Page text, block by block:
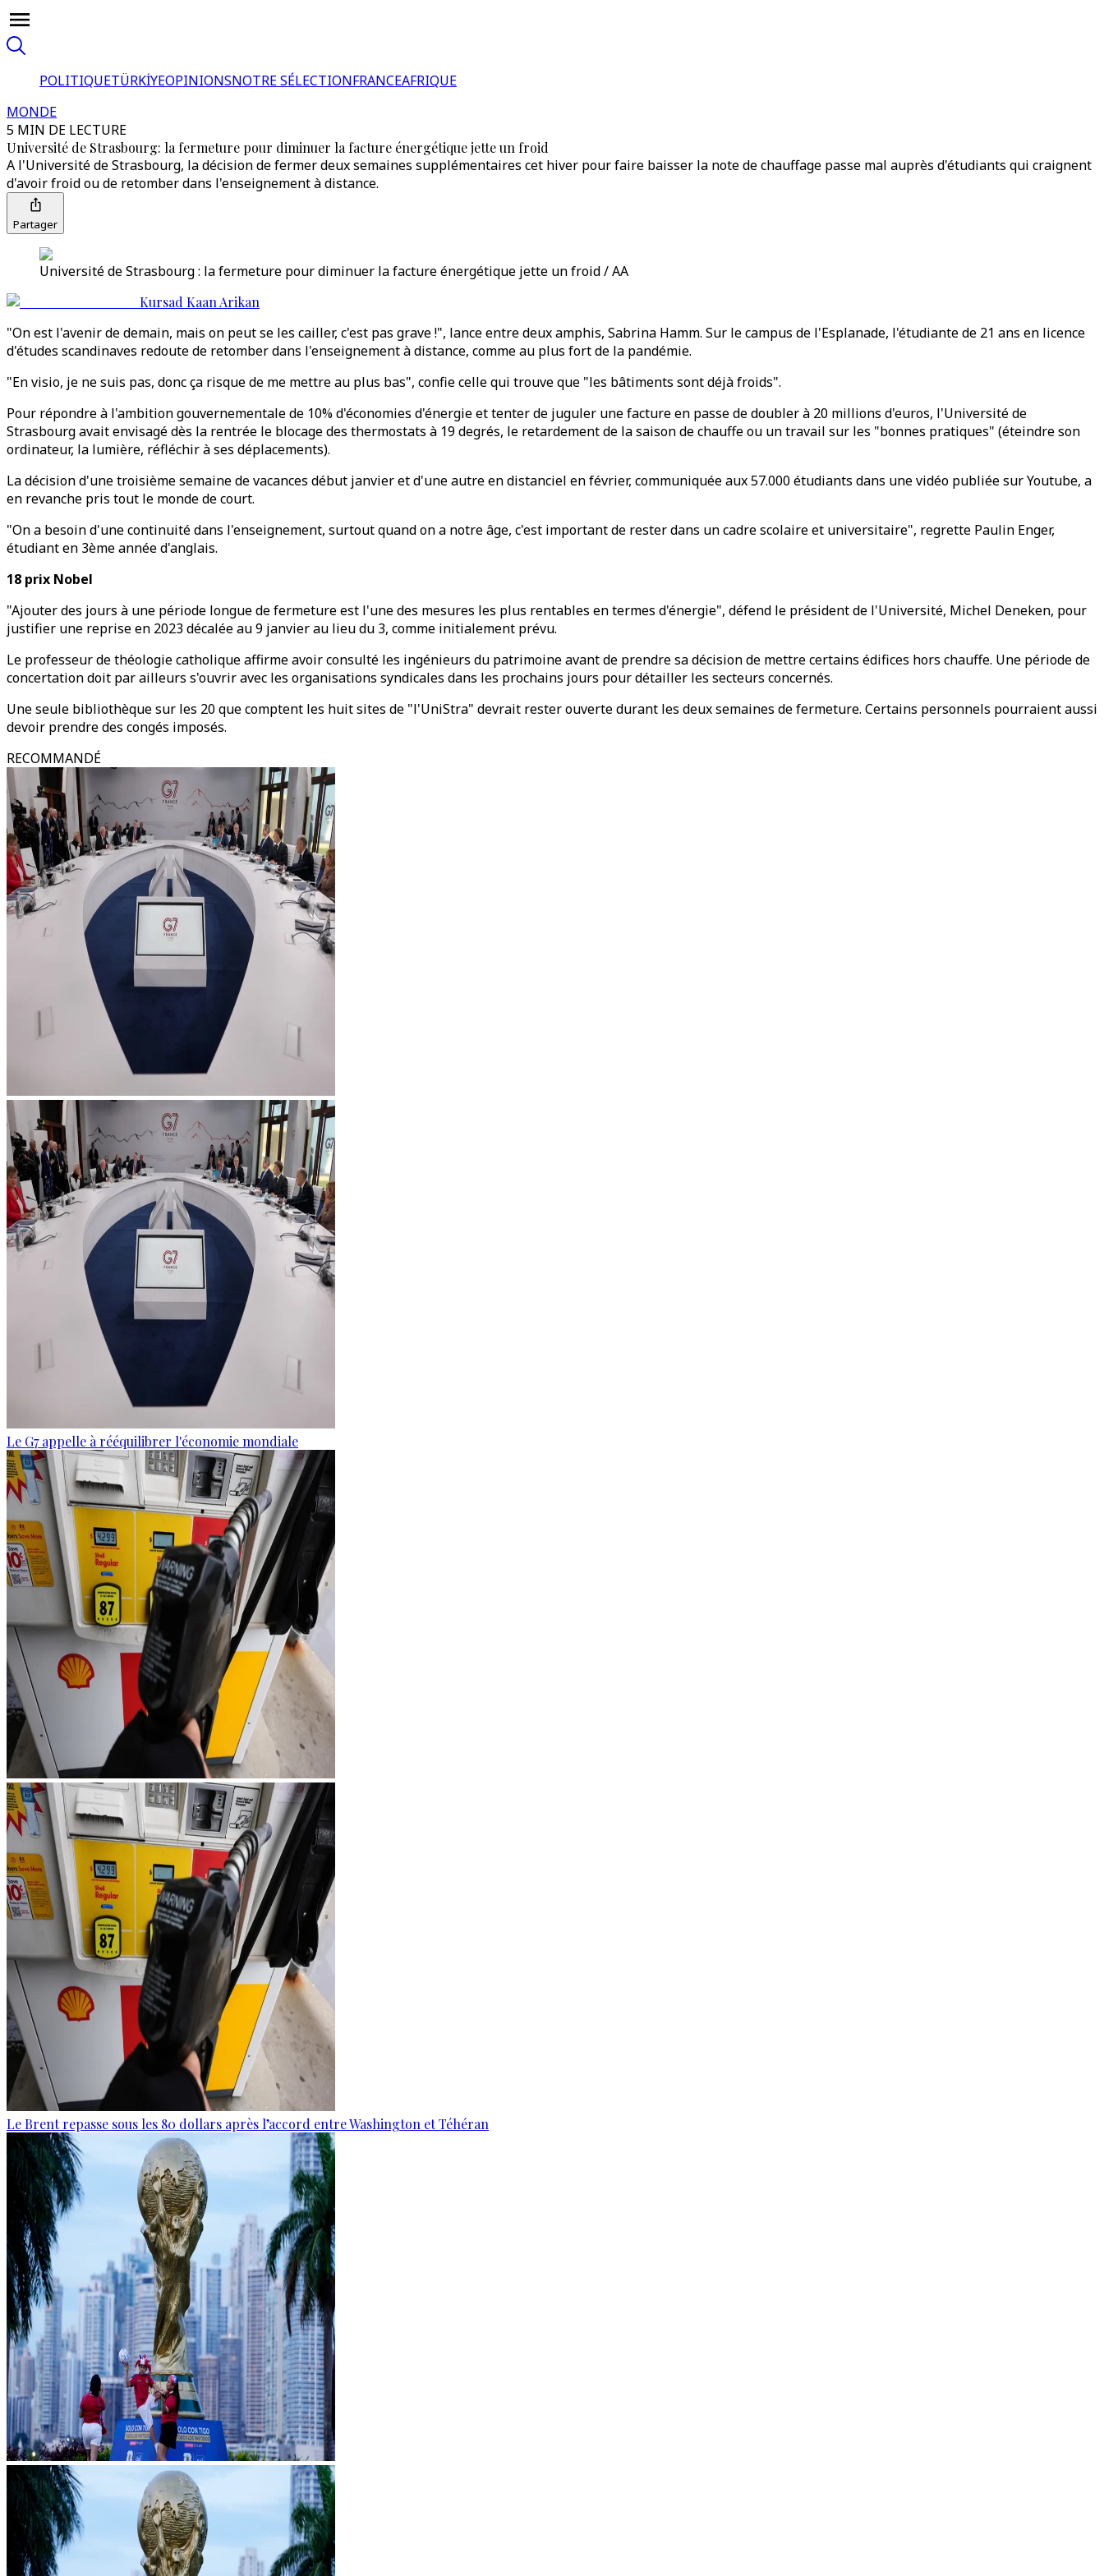
POLITIQUETÜRKİYEOPINIONSNOTRE SÉLECTIONFRANCEAFRIQUE
MONDE
5 MIN DE LECTURE
Université de Strasbourg: la fermeture pour diminuer la facture énergétique jette un froid
A l'Université de Strasbourg, la décision de fermer deux semaines supplémentaires cet hiver pour faire baisser la note de chauffage passe mal auprès d'étudiants qui craignent
d'avoir froid ou de retomber dans l'enseignement à distance.
Partager
Université de Strasbourg : la fermeture pour diminuer la facture énergétique jette un froid / AA
Kursad Kaan Arikan
"On est l'avenir de demain, mais on peut se les cailler, c'est pas grave !", lance entre deux amphis, Sabrina Hamm. Sur le campus de l'Esplanade, l'étudiante de 21 ans en licence
d'études scandinaves redoute de retomber dans l'enseignement à distance, comme au plus fort de la pandémie.
"En visio, je ne suis pas, donc ça risque de me mettre au plus bas", confie celle qui trouve que "les bâtiments sont déjà froids".
Pour répondre à l'ambition gouvernementale de 10% d'économies d'énergie et tenter de juguler une facture en passe de doubler à 20 millions d'euros, l'Université de
Strasbourg avait envisagé dès la rentrée le blocage des thermostats à 19 degrés, le retardement de la saison de chauffe ou un travail sur les "bonnes pratiques" (éteindre son
ordinateur, la lumière, réfléchir à ses déplacements).
La décision d'une troisième semaine de vacances début janvier et d'une autre en distanciel en février, communiquée aux 57.000 étudiants dans une vidéo publiée sur Youtube, a
en revanche pris tout le monde de court.
"On a besoin d'une continuité dans l'enseignement, surtout quand on a notre âge, c'est important de rester dans un cadre scolaire et universitaire", regrette Paulin Enger,
étudiant en 3ème année d'anglais.
18 prix Nobel
"Ajouter des jours à une période longue de fermeture est l'une des mesures les plus rentables en termes d'énergie", défend le président de l'Université, Michel Deneken, pour
justifier une reprise en 2023 décalée au 9 janvier au lieu du 3, comme initialement prévu.
Le professeur de théologie catholique affirme avoir consulté les ingénieurs du patrimoine avant de prendre sa décision de mettre certains édifices hors chauffe. Une période de
concertation doit par ailleurs s'ouvrir avec les organisations syndicales dans les prochains jours pour détailler les secteurs concernés.
Une seule bibliothèque sur les 20 que comptent les huit sites de "l'UniStra" devrait rester ouverte durant les deux semaines de fermeture. Certains personnels pourraient aussi
devoir prendre des congés imposés.
RECOMMANDÉ
Le G7 appelle à rééquilibrer l'économie mondiale
Le Brent repasse sous les 80 dollars après l’accord entre Washington et Téhéran